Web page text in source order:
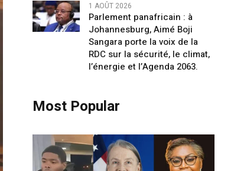
1 AOÛT 2026
Parlement panafricain : à
Johannesburg, Aimé Boji
Sangara porte la voix de la
RDC sur la sécurité, le climat,
l’énergie et l’Agenda 2063.
Most Popular